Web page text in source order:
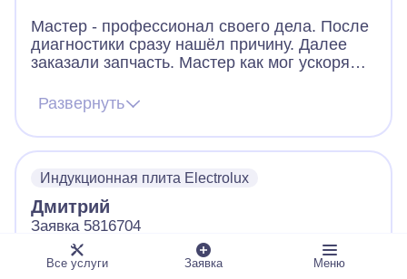
Мастер - профессионал своего дела. После
диагностики сразу нашёл причину. Далее
заказали запчасть. Мастер как мог ускорял
запчасть, поставили, все работает. Видно,
что человек переживает за клиента. Ещё
дал ценные советы по использованию
посуды для плиты. Огромное спасибо!
Развернуть
Индукционная плита Electrolux
Дмитрий
Заявка 5816704
Все услуги Заявка Меню